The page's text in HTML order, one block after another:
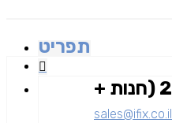
תפריט
09-7739940 שלוחה 2 (חנות +
sales@ifix.co.il